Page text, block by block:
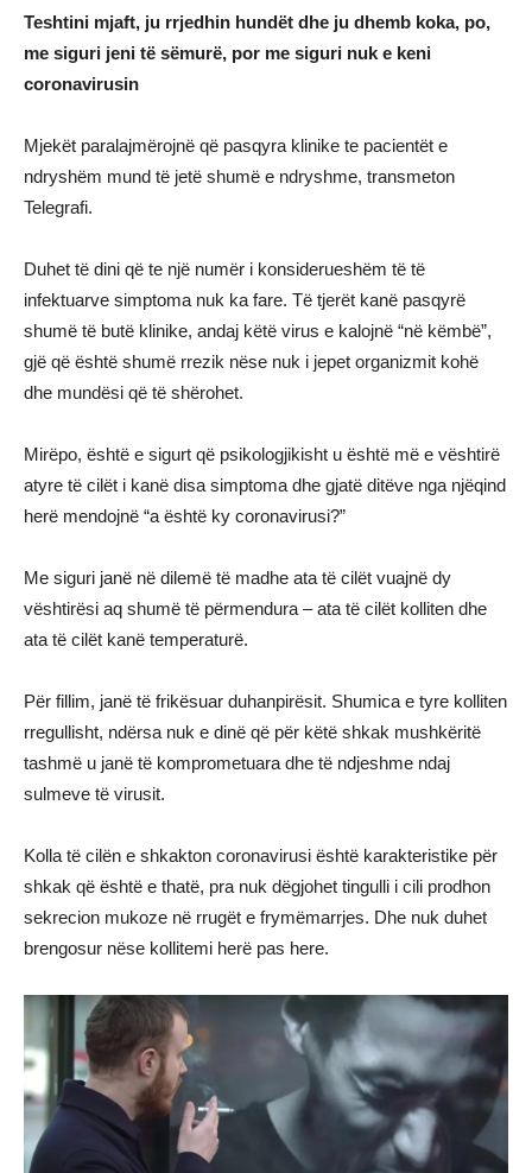
Teshtini mjaft, ju rrjedhin hundët dhe ju dhemb koka, po,
me siguri jeni të sëmurë, por me siguri nuk e keni
coronavirusin
Mjekët paralajmërojnë që pasqyra klinike te pacientët e
ndryshëm mund të jetë shumë e ndryshme, transmeton
Telegrafi.
Duhet të dini që te një numër i konsiderueshëm të të
infektuarve simptoma nuk ka fare. Të tjerët kanë pasqyrë
shumë të butë klinike, andaj këtë virus e kalojnë “në këmbë”,
gjë që është shumë rrezik nëse nuk i jepet organizmit kohë
dhe mundësi që të shërohet.
Mirëpo, është e sigurt që psikologjikisht u është më e vështirë
atyre të cilët i kanë disa simptoma dhe gjatë ditëve nga njëqind
herë mendojnë “a është ky coronavirusi?”
Me siguri janë në dilemë të madhe ata të cilët vuajnë dy
vështirësi aq shumë të përmendura – ata të cilët kolliten dhe
ata të cilët kanë temperaturë.
Për fillim, janë të frikësuar duhanpirësit. Shumica e tyre kolliten
rregullisht, ndërsa nuk e dinë që për këtë shkak mushkëritë
tashmë u janë të komprometuara dhe të ndjeshme ndaj
sulmeve të virusit.
Kolla të cilën e shkakton coronavirusi është karakteristike për
shkak që është e thatë, pra nuk dëgjohet tingulli i cili prodhon
sekrecion mukoze në rrugët e frymëmarrjes. Dhe nuk duhet
brengosur nëse kollitemi herë pas here.